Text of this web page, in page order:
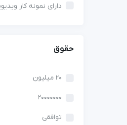
دارای نمونه کار
حقوق
20 میلیون
20000000
توافقی